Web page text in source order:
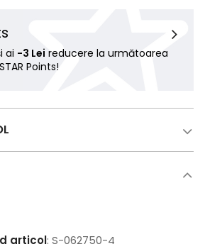
ai -3 Lei reducere la următoarea
Points!
articol: S-062750-4